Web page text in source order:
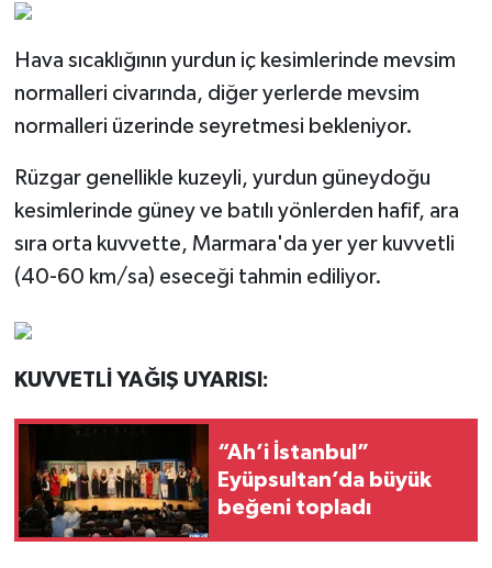
Hava sıcaklığının yurdun iç kesimlerinde mevsim
normalleri civarında, diğer yerlerde mevsim
normalleri üzerinde seyretmesi bekleniyor.
Rüzgar genellikle kuzeyli, yurdun güneydoğu
kesimlerinde güney ve batılı yönlerden hafif, ara
sıra orta kuvvette, Marmara'da yer yer kuvvetli
(40-60 km/sa) eseceği tahmin ediliyor.
KUVVETLİ YAĞIŞ UYARISI:
“Ah’i İstanbul”
Eyüpsultan’da büyük
beğeni topladı